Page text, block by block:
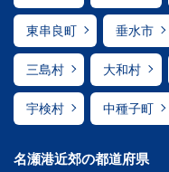
東串良町 垂水市
三島村 大和村
宇検村 中種子町
名瀬港近郊の都道府県